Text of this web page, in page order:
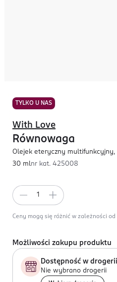
TYLKO U NAS
With Love
Równowaga
Olejek eteryczny multifunkcyjny,
30 mlnr kat. 425008
Ceny mogą się różnić w zależności od
Możliwości zakupu produktu
Dostępność w drogerii
Nie wybrano drogerii